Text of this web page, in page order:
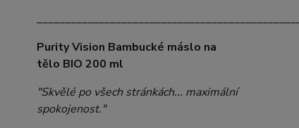
Purity Vision Bambucké máslo na
tělo BIO 200 ml
"Skvělé po všech stránkách... maximální
spokojenost."